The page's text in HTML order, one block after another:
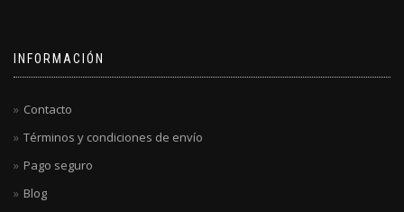
INFORMACIÓN
Contacto
Términos y condiciones de envío
Pago seguro
Blog